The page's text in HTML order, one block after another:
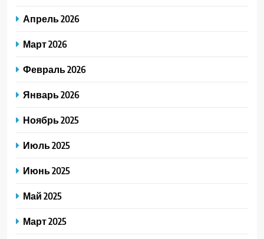
Апрель 2026
Март 2026
Февраль 2026
Январь 2026
Ноябрь 2025
Июль 2025
Июнь 2025
Май 2025
Март 2025